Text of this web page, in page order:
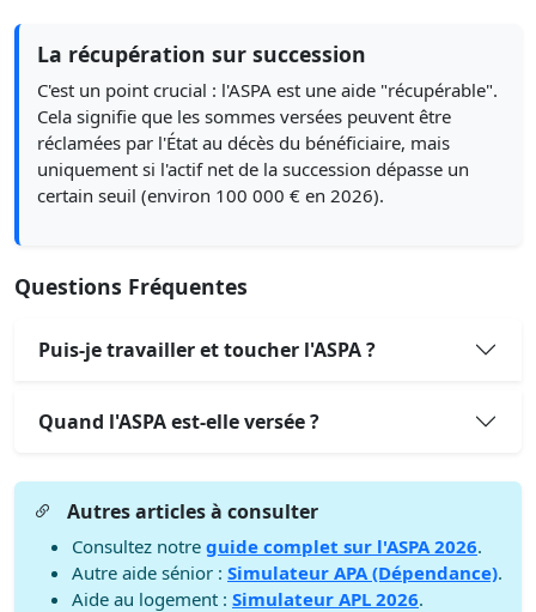
La récupération sur succession
C'est un point crucial : l'ASPA est une aide "récupérable".
Cela signifie que les sommes versées peuvent être
réclamées par l'État au décès du bénéficiaire, mais
uniquement si l'actif net de la succession dépasse un
certain seuil (environ 100 000 € en 2026).
Questions Fréquentes
Puis-je travailler et toucher l'ASPA ?
Quand l'ASPA est-elle versée ?
Autres articles à consulter
Consultez notre guide complet sur l'ASPA 2026.
Autre aide sénior : Simulateur APA (Dépendance).
Aide au logement : Simulateur APL 2026.